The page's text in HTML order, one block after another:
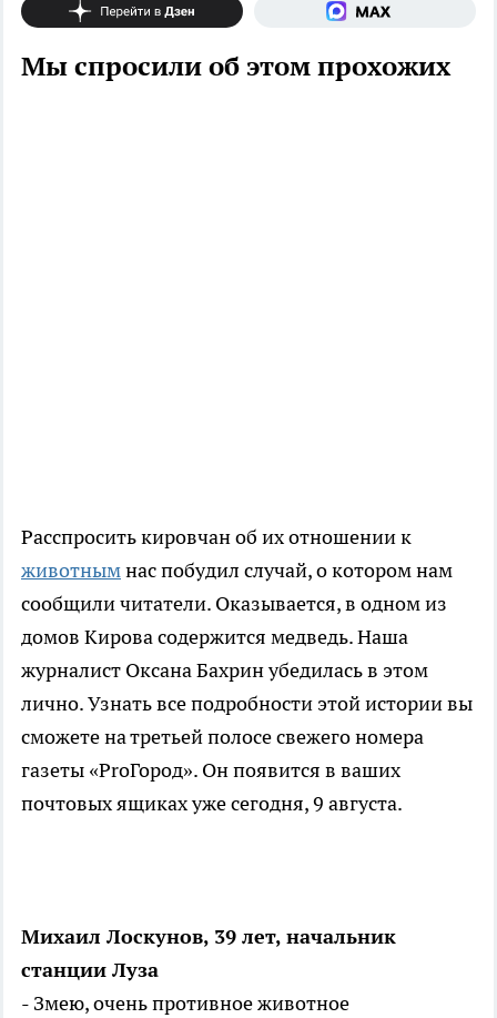
Мы спросили об этом прохожих
Расспросить кировчан об их отношении к
животнымнас побудил случай, о котором нам
сообщили читатели. Оказывается, в одном из
домов Кирова содержится медведь. Наша
журналист Оксана Бахрин убедилась в этом
лично. Узнать все подробности этой истории вы
сможете на третьей полосе свежего номера
газеты «ProГород». Он появится в ваших
почтовых ящиках уже сегодня, 9 августа.
Михаил Лоскунов, 39 лет, начальник
станции Луза
- Змею, очень противное животное